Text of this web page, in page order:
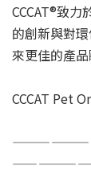
CCCAT®致
的創新與對
來更佳的產
CCCAT Pet